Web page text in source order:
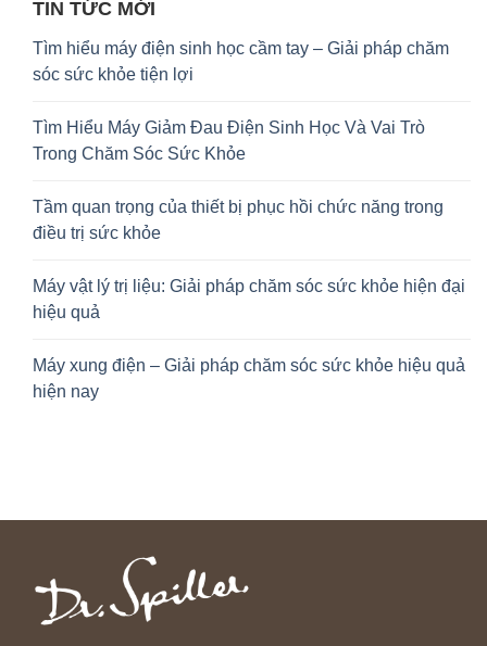
TIN TỨC MỚI
Tìm hiểu máy điện sinh học cầm tay – Giải pháp chăm
sóc sức khỏe tiện lợi
Tìm Hiểu Máy Giảm Đau Điện Sinh Học Và Vai Trò
Trong Chăm Sóc Sức Khỏe
Tầm quan trọng của thiết bị phục hồi chức năng trong
điều trị sức khỏe
Máy vật lý trị liệu: Giải pháp chăm sóc sức khỏe hiện đại
hiệu quả
Máy xung điện – Giải pháp chăm sóc sức khỏe hiệu quả
hiện nay